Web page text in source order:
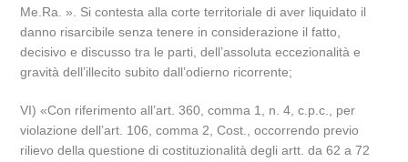
Me.Ra. ». Si contesta alla corte territoriale di aver liquidato il
danno risarcibile senza tenere in considerazione il fatto,
decisivo e discusso tra le parti, dell’assoluta eccezionalità e
gravità dell’illecito subito dall’odierno ricorrente;
VI) «Con riferimento all’art. 360, comma 1, n. 4, c.p.c., per
violazione dell’art. 106, comma 2, Cost., occorrendo previo
rilievo della questione di costituzionalità degli artt. da 62 a 72